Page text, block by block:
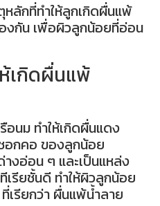
ลักที่ทำให้ลูกเกิดผื่นแพ้
งกัน เพื่อผิวลูกน้อยที่อ่อน
เกิดผื่นแพ้
อนม ทำให้เกิดผื่นแดง
อกคอ ของลูกน้อย
งอ่อน ๆ และเป็นแหล่ง
เรียชั้นดี ทำให้ผิวลูกน้อย
เรียกว่า ผื่นแพ้น้ำลาย